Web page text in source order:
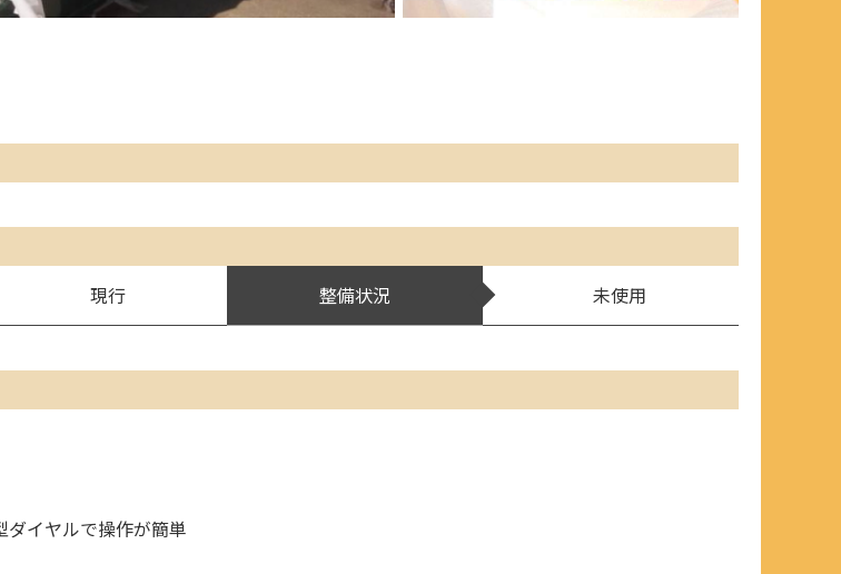
現行 整備状況 未使用
ダイヤルで操作が簡単